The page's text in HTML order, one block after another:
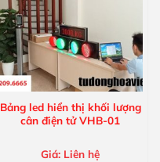
Bảng led hiển thị khối lượng
cân điện tử VHB-01
Giá: Liên hệ